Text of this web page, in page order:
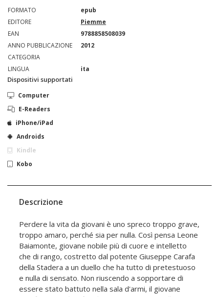
FORMATO
epub
EDITORE
Piemme
EAN
9788858508039
ANNO PUBBLICAZIONE
2012
CATEGORIA
LINGUA
ita
Dispositivi supportati
Computer
E-Readers
iPhone/iPad
Androids
Kindle
Kobo
Descrizione
Perdere la vita da giovani è uno spreco troppo grave,
troppo amaro, perché sia per nulla. Così pensa Leone
Baiamonte, giovane nobile più di cuore e intelletto
che di rango, costretto dal potente Giuseppe Carafa
della Stadera a un duello che ha tutto di pretestuoso
e nulla di sensato. Non riuscendo a sopportare di
essere stato battuto nella sala d'armi, il giovane